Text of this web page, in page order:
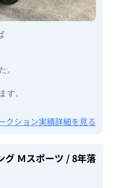
。
す。
クション実績詳細を見る
グ Ｍスポーツ / 8年落